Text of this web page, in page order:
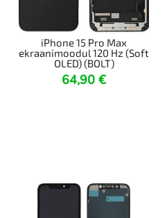
iPhone 15 Pro Max
ekraanimoodul 120 Hz (Soft
OLED) (BOLT)
64,90 €